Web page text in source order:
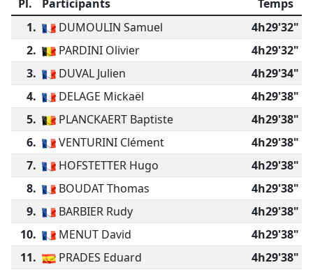
Pl. Participants
Temps
1.
DUMOULIN Samuel
4h29'32"
2.
PARDINI Olivier
4h29'32"
3.
DUVAL Julien
4h29'34"
4.
DELAGE Mickaël
4h29'38"
5.
PLANCKAERT Baptiste
4h29'38"
6.
VENTURINI Clément
4h29'38"
7.
HOFSTETTER Hugo
4h29'38"
8.
BOUDAT Thomas
4h29'38"
9.
BARBIER Rudy
4h29'38"
10.
MENUT David
4h29'38"
11.
PRADES Eduard
4h29'38"